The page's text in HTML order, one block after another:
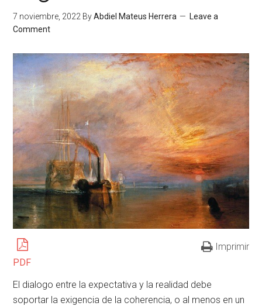
7 noviembre, 2022 ByAbdiel Mateus Herrera
Leave a
Comment
PDF
Imprimir
El dialogo entre la expectativa y la realidad debe
soportar la exigencia de la coherencia, o al menos en un